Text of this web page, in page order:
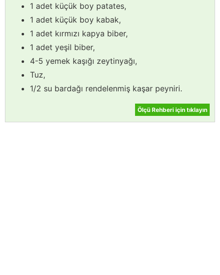
1 adet küçük boy patates,
1 adet küçük boy kabak,
1 adet kırmızı kapya biber,
1 adet yeşil biber,
4-5 yemek kaşığı zeytinyağı,
Tuz,
1/2 su bardağı rendelenmiş kaşar peyniri.
Ölçü Rehberi için tıklayın